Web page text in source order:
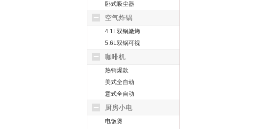
卧式吸尘器
空气炸锅
4.1L双锅嫩烤
5.6L双锅可视
咖啡机
热销爆款
美式全自动
意式全自动
厨房小电
电饭煲